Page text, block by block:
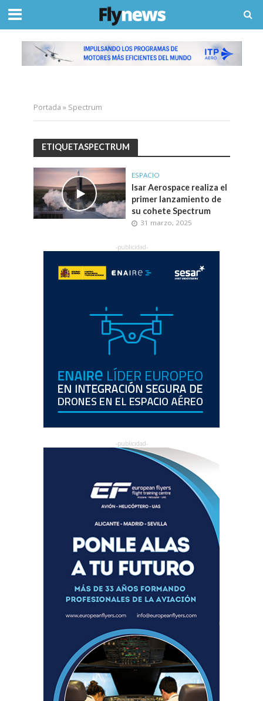
Portada » Spectrum
ETIQUETASPECTRUM
ESPACIO
Isar Aerospace realiza el
primer lanzamiento de
su cohete Spectrum
31 marzo, 2025